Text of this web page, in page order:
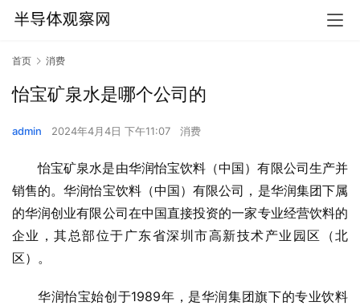
首页 消费
怡宝矿泉水是哪个公司的
admin 2024年4月4日 下午11:07 消费
怡宝矿泉水是由华润怡宝饮料（中国）有限公司生产并
销售的。华润怡宝饮料（中国）有限公司，是华润集团下属
的华润创业有限公司在中国直接投资的一家专业经营饮料的
企业，其总部位于广东省深圳市高新技术产业园区（北
区）。
华润怡宝始创于1989年，是华润集团旗下的专业饮料